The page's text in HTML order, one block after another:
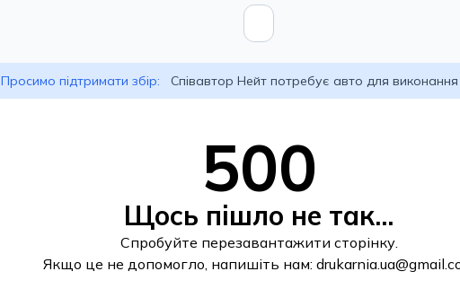
Просимо підтримати збір: Співавтор Нейт потребує авто для
500
Щось пішло не так...
Спробуйте перезавантажити сторінку.
Якщо це не допомогло, напишіть нам: